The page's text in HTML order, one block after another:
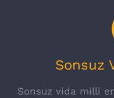
Sonsuz
Sonsuz vida milli